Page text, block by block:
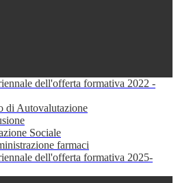
dell'offerta formativa 2022 -
di Autovalutazione
Sociale
farmaci
dell'offerta formativa 2025-